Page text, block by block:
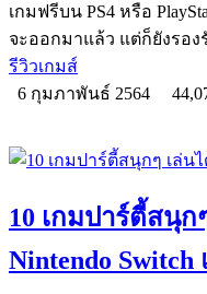
เกมฟรีบน PS4 หรือ
จะออกมาแล้ว แต่ก็ยังรอง
รีวิวเกมส์
6 กุมภาพันธ์ 2564
10 เกมปาร์ตี้สนุก
Nintendo